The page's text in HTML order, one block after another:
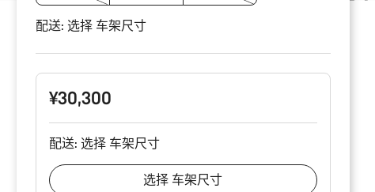
配送: 选择 车架尺寸
¥30,300
配送: 选择 车架尺寸
选择 车架尺寸